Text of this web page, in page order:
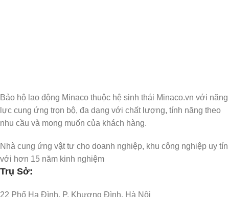
Bảo hộ lao động Minaco thuộc hệ sinh thái Minaco.vn với năng
lực cung ứng trọn bộ, đa dạng với chất lượng, tính năng theo
nhu cầu và mong muốn của khách hàng.
Nhà cung ứng vật tư cho doanh nghiệp, khu công nghiệp uy tín
với hơn 15 năm kinh nghiệm
Trụ Sở:
22 Phố Hạ Đình, P. Khương Đình, Hà Nội